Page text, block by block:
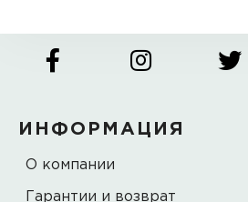
ИНФОРМАЦИЯ
О компании
Гарантии и возврат